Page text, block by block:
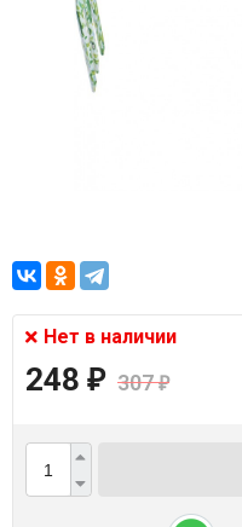
Нет в наличии
248 ₽ 307₽